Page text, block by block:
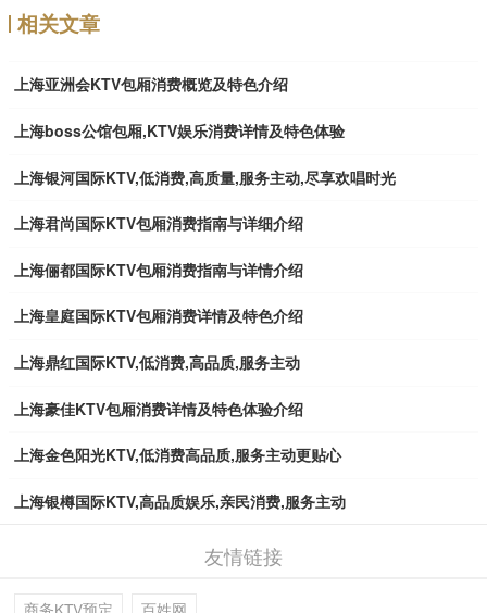
相关文章
上海亚洲会KTV包厢消费概览及特色介绍
上海boss公馆包厢,KTV娱乐消费详情及特色体验
上海银河国际KTV,低消费,高质量,服务主动,尽享欢唱时光
上海君尚国际KTV包厢消费指南与详细介绍
上海俪都国际KTV包厢消费指南与详情介绍
上海皇庭国际KTV包厢消费详情及特色介绍
上海鼎红国际KTV,低消费,高品质,服务主动
上海豪佳KTV包厢消费详情及特色体验介绍
上海金色阳光KTV,低消费高品质,服务主动更贴心
上海银樽国际KTV,高品质娱乐,亲民消费,服务主动
友情链接